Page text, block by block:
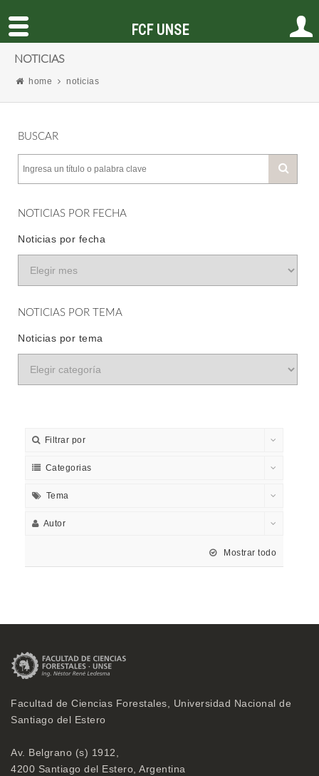
NOTICIAS
home noticias
BUSCAR
NOTICIAS POR FECHA
Noticias por fecha
NOTICIAS POR TEMA
Noticias por tema
Filtrar por
Categorias
Tema
Autor
Mostrar todo
Facultad de Ciencias Forestales, Universidad Nacional de
Santiago del Estero
Av. Belgrano (s) 1912,
4200 Santiago del Estero, Argentina
FCF UNSE